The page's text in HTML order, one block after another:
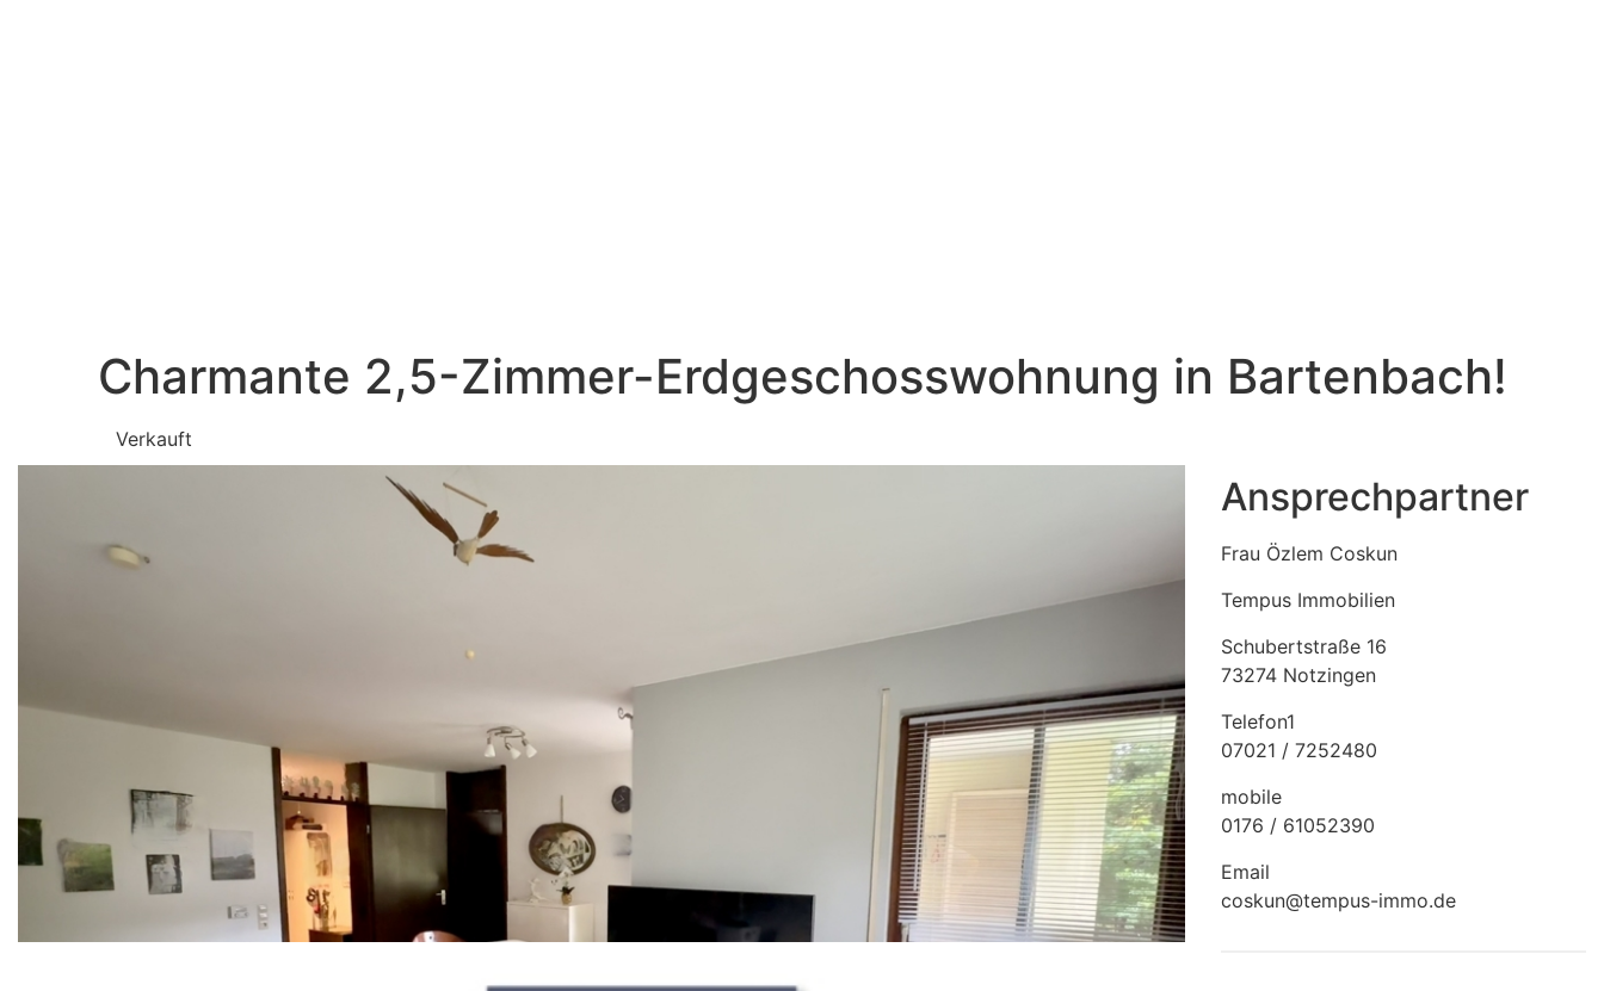
Charmante 2,5-Zimmer-Erdgeschosswohnung in Bartenbach!
Verkauft
Ansprechpartner
Frau Özlem Coskun
Tempus Immobilien
Schubertstraße 16
73274 Notzingen
Telefon1
07021 / 7252480
mobile
0176 / 61052390
Email
coskun@tempus-immo.de